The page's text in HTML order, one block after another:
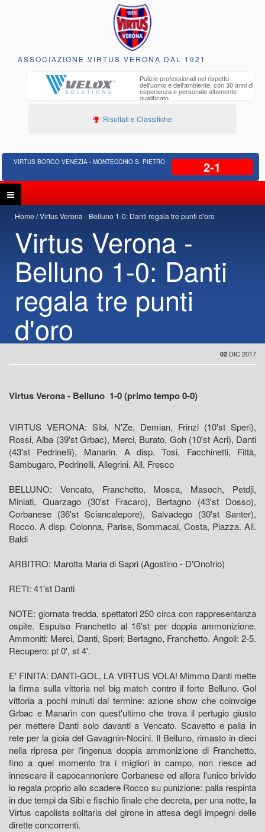
ASSOCIAZIONE VIRTUS VERONA DAL 1921
Pulizie professionali nel rispetto
dell'uomo e dell'ambiente, con 30 anni di
esperienza e personale altamente
qualificato
Risultati e Classifiche
VIRTUS BORGO VENEZIA - MONTECCHIO S. PIETRO 2-1
Home Virtus Verona - Belluno 1-0: Danti regala tre punti d'oro
Virtus Verona -
Belluno 1-0: Danti
regala tre punti
d'oro
02 DIC 2017
Virtus Verona - Belluno 1-0 (primo tempo 0-0)
VIRTUS VERONA: Sibi, N'Ze, Demian, Frinzi (10'st Speri),
Rossi, Alba (39'st Grbac), Merci, Burato, Goh (10'st Acri), Danti
(43'st Pedrinelli), Manarin. A disp. Tosi, Facchinetti, Fittà,
Sambugaro, Pedrinelli, Allegrini. All. Fresco
BELLUNO: Vencato, Franchetto, Mosca, Masoch, Petdji,
Miniati, Quarzago (30'st Fracaro), Bertagno (43'st Dosso),
Corbanese (36'st Sciancalepore), Salvadego (30'st Santer),
Rocco. A disp. Colonna, Parise, Sommacal, Costa, Piazza. All.
Baldi
ARBITRO: Marotta Maria di Sapri (Agostino - D'Onofrio)
RETI: 41'st Danti
NOTE: giornata fredda, spettatori 250 circa con rappresentanza
ospite. Espulso Franchetto al 16'st per doppia ammonizione.
Ammoniti: Merci, Danti, Speri; Bertagno, Franchetto. Angoli: 2-5.
Recupero: pt 0', st 4'.
E' FINITA: DANTI-GOL, LA VIRTUS VOLA! Mimmo Danti mette
la firma sulla vittoria nel big match contro il forte Belluno. Gol
vittoria a pochi minuti dal termine: azione show che coinvolge
Grbac e Manarin con quest'ultimo che trova il pertugio giusto
per mettere Danti solo davanti a Vencato. Scavetto e palla in
rete per la gioia del Gavagnin-Nocini. Il Belluno, rimasto in dieci
nella ripresa per l'ingenua doppia ammonizione di Franchetto,
fino a quel momento tra i migliori in campo, non riesce ad
innescare il capocannoniere Corbanese ed allora l'unico brivido
lo regala proprio allo scadere Rocco su punizione: palla respinta
in due tempi da Sibi e fischio finale che decreta, per una notte, la
Virtus capolista solitaria del girone in attesa degli impegni delle
dirette concorrenti.